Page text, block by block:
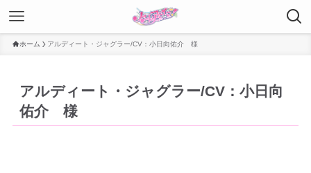
ホーム アルディート・ジャグラー/CV：小日向佑介 様
アルディート・ジャグラー/CV：小日向
佑介 様